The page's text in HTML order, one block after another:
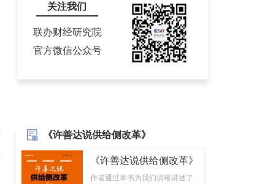
联办财经研究院
官方微信公众号
关注我们
《许善达说供给侧改革》
作者通过本书为我们清晰讲述了
《许善达说供给侧改革》